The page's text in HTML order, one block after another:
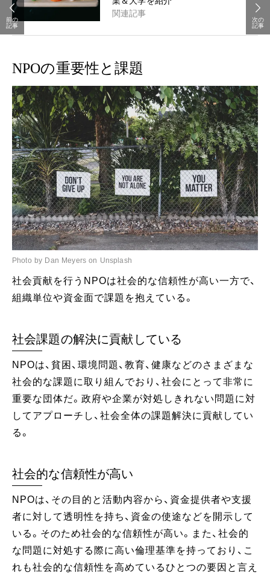
関連記事
NPOの重要性と課題
Photo by Dan Meyers on Unsplash
社会貢献を行うNPOは社会的な信頼性が高い一方で、
組織単位や資金面で課題を抱えている。
社会課題の解決に貢献している
NPOは、貧困、環境問題、教育、健康などのさまざまな
社会的な課題に取り組んでおり、社会にとって非常に
重要な団体だ。政府や企業が対処しきれない問題に対
してアプローチし、社会全体の課題解決に貢献してい
る。
社会的な信頼性が高い
NPOは、その目的と活動内容から、資金提供者や支援
者に対して透明性を持ち、資金の使途などを開示して
いる。そのため社会的な信頼性が高い。また、社会的
な問題に対処する際に高い倫理基準を持っており、こ
れも社会的な信頼性を高めているひとつの要因と言え
前の
記事
次の
記事